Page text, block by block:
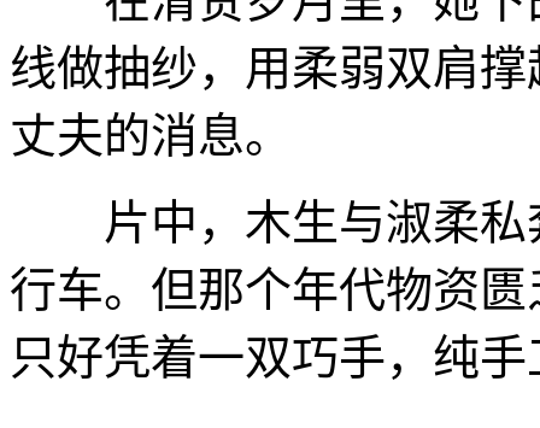
线做抽纱，用柔弱双肩
丈夫的消息。
片中，木生与淑柔私
行车。但那个年代物资
只好凭着一双巧手，纯